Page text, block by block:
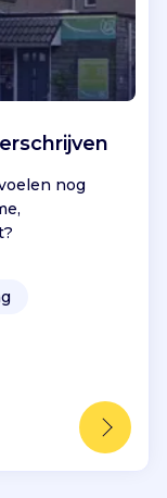
nog